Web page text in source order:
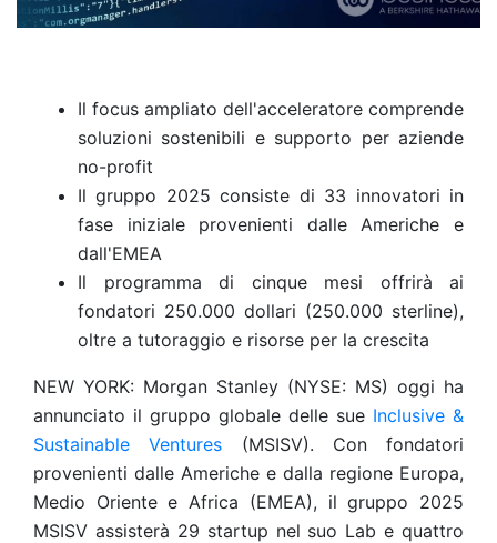
Il focus ampliato dell'acceleratore comprende
soluzioni sostenibili e supporto per aziende
no-profit
Il gruppo 2025 consiste di 33 innovatori in
fase iniziale provenienti dalle Americhe e
dall'EMEA
Il programma di cinque mesi offrirà ai
fondatori 250.000 dollari (250.000 sterline),
oltre a tutoraggio e risorse per la crescita
NEW YORK: Morgan Stanley (NYSE: MS) oggi ha
annunciato il gruppo globale delle sue Inclusive &
Sustainable Ventures (MSISV). Con fondatori
provenienti dalle Americhe e dalla regione Europa,
Medio Oriente e Africa (EMEA), il gruppo 2025
MSISV assisterà 29 startup nel suo Lab e quattro